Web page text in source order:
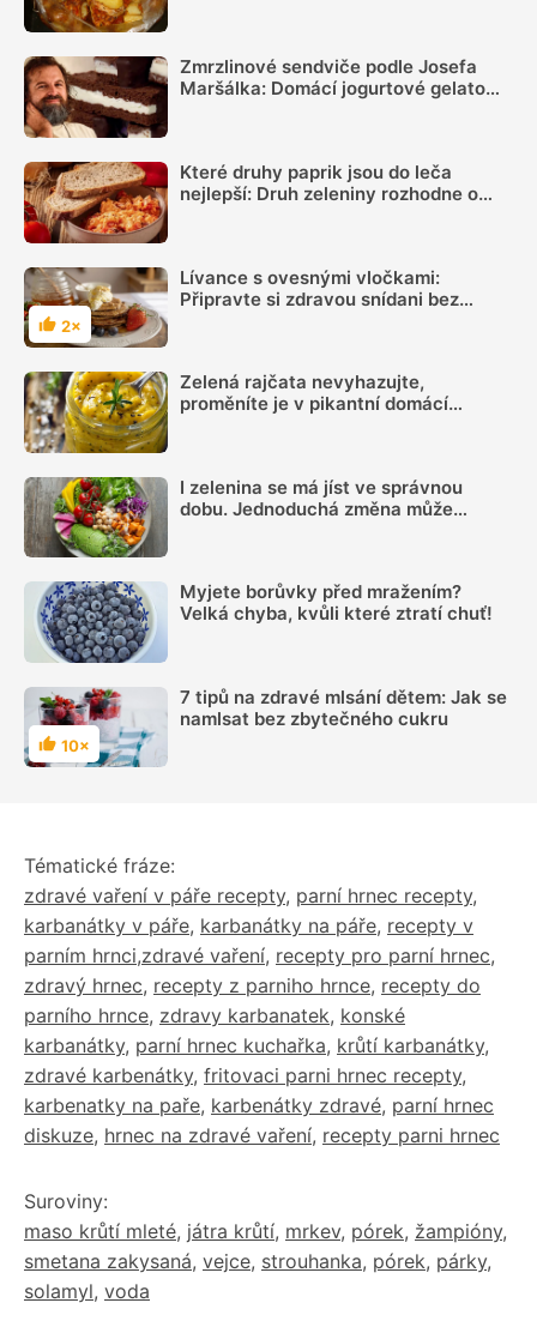
Zmrzlinové sendviče podle Josefa
Maršálka: Domácí jogurtové gelato
Které druhy paprik jsou do leča
nejlepší: Druh zeleniny rozhodne o
Hodnocení
2×
Lívance s ovesnými vločkami:
Připravte si zdravou snídani bez
Zelená rajčata nevyhazujte,
proměníte je v pikantní domácí
I zelenina se má jíst ve správnou
dobu. Jednoduchá změna může
Myjete borůvky před mražením?
Velká chyba, kvůli které ztratí chuť!
Hodnocení
10×
7 tipů na zdravé mlsání dětem: Jak se
namlsat bez zbytečného cukru
Tématické fráze:
zdravé vaření v páře recepty, parní hrnec recepty,
karbanátky v páře, karbanátky na páře, recepty v
parním hrnci,zdravé vaření, recepty pro parní hrnec,
zdravý hrnec, recepty z parniho hrnce, recepty do
parního hrnce, zdravy karbanatek, konské
karbanátky, parní hrnec kuchařka, krůtí karbanátky,
zdravé karbenátky, fritovaci parni hrnec recepty,
karbenatky na paře, karbenátky zdravé, parní hrnec
diskuze, hrnec na zdravé vaření, recepty parni hrnec
Suroviny:
maso krůtí mleté, játra krůtí, mrkev, pórek, žampióny,
smetana zakysaná, vejce, strouhanka, pórek, párky,
solamyl, voda